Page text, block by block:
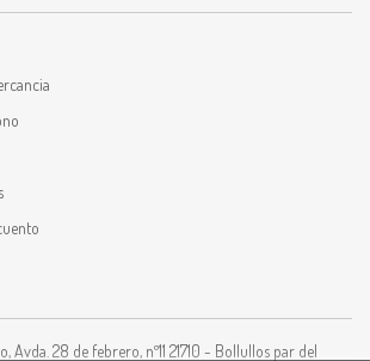
Avda. 28 de febrero, nº11 21710 - Bollullos par del